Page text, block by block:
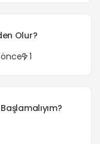
Olur?
önce 1